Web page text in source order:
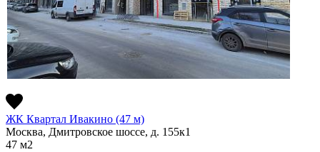
ЖК Квартал Ивакино (47 м)
Москва, Дмитровское шоссе, д. 155к1
47 м2